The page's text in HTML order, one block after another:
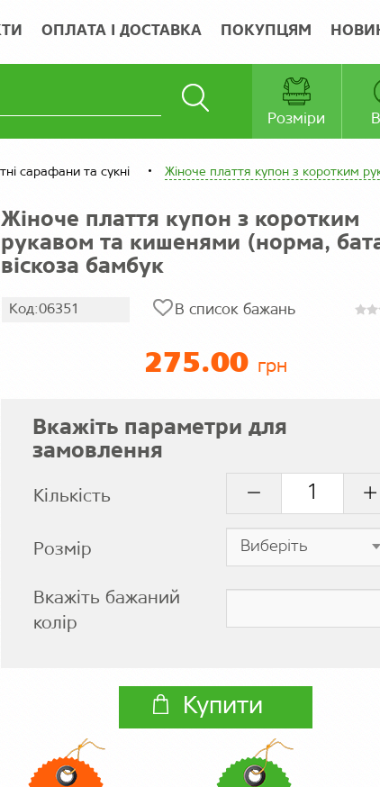
ОПЛАТА І ДОСТАВКА ПОКУПЦЯМ
Розміри
сарафани та сукні Жіноче плаття купон з коротким
Жіноче плаття купон з коротким
рукавом та кишенями (норма,
віскоза бамбук
Код:06351 В список бажань
275.00 грн
Вкажіть параметри для
замовлення
Кількість
Розмір
Вкажіть бажаний
колір
Купити